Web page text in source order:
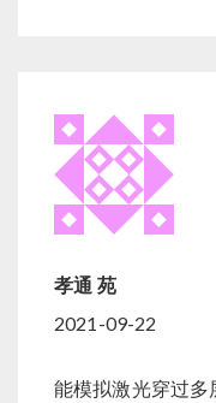
孝通 苑
2021-09-22
能模拟激光穿过多